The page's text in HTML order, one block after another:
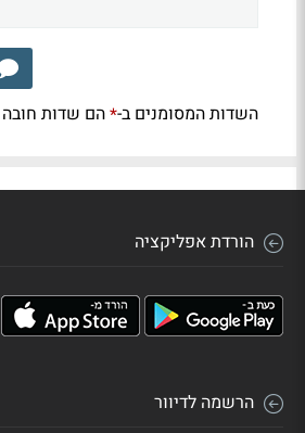
השדות המסומנים ב-*הם שדות חובה
הורדת אפליקציה
הרשמה לדיוור